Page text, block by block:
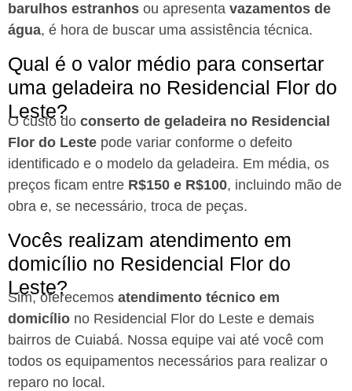
barulhos estranhos ou apresenta vazamentos de
água, é hora de buscar uma assistência técnica.
Qual é o valor médio para consertar
uma geladeira no Residencial Flor do
Leste?
O custo do conserto de geladeira no Residencial
Flor do Leste pode variar conforme o defeito
identificado e o modelo da geladeira. Em média, os
preços ficam entre R$150 e R$100, incluindo mão de
obra e, se necessário, troca de peças.
Vocês realizam atendimento em
domicílio no Residencial Flor do
Leste?
Sim, oferecemos atendimento técnico em
domicílio no Residencial Flor do Leste e demais
bairros de Cuiabá. Nossa equipe vai até você com
todos os equipamentos necessários para realizar o
reparo no local.